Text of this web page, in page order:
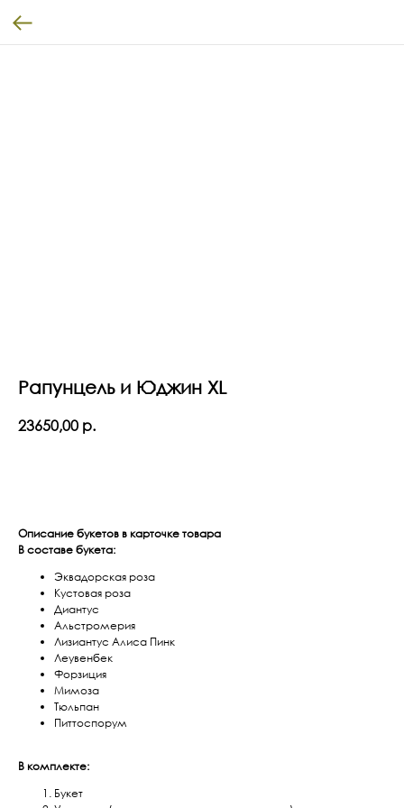
Рапунцель и Юджин XL
23650,00 р.
Описание букетов в карточке товара
В составе букета:
Эквадорская роза
Кустовая роза
Диантус
Альстромерия
Лизиантус Алиса Пинк
Леувенбек
Форзиция
Мимоза
Тюльпан
Питтоспорум
В комплекте:
Букет